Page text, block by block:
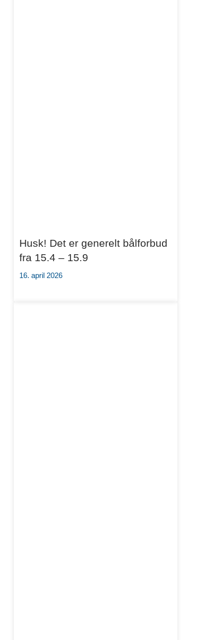
Husk! Det er generelt bålforbud
fra 15.4 – 15.9
16. april 2026